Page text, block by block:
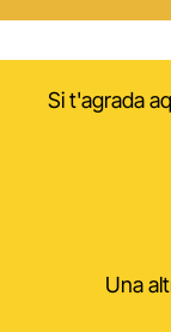
Si t'agrada
Una